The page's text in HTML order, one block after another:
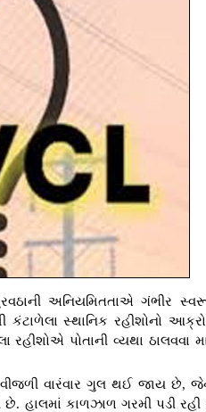
અનિયમિતતાએ ગંભીર
સ્થાનિક રહીશોનો
પોતાની વ્યથા ઠાલવવા
વીજળી વારંવાર ગુલ થઈ જાય છે,
હાલમાં કાળઝાળ ગરમી પડી